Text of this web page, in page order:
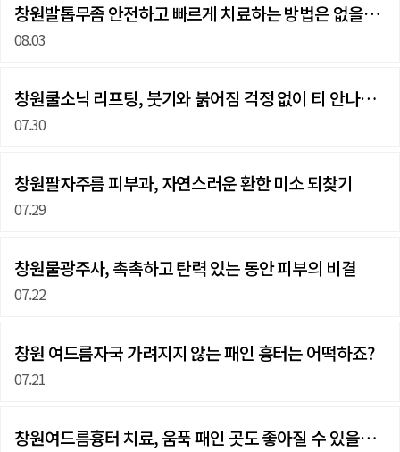
창원발톱무좀 안전하고 빠르게 치료하는 방법은 없을까요?
08.03
창원쿨소닉 리프팅, 붓기와 붉어짐 걱정 없이 티 안나게…
07.30
창원팔자주름 피부과, 자연스러운 환한 미소 되찾기
07.29
창원물광주사, 촉촉하고 탄력 있는 동안 피부의 비결
07.22
창원 여드름자국 가려지지 않는 패인 흉터는 어떡하죠?
07.21
창원여드름흉터 치료, 움푹 패인 곳도 좋아질 수 있을까…